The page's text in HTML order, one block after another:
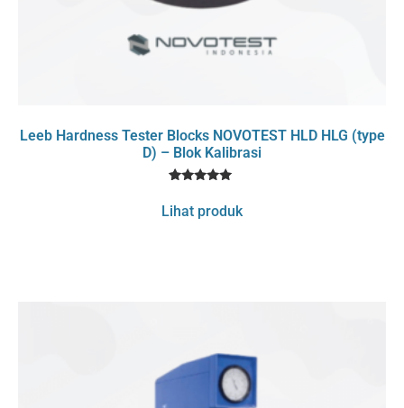
Leeb Hardness Tester Blocks NOVOTEST HLD HLG (type
D) – Blok Kalibrasi
out of 5
Lihat produk